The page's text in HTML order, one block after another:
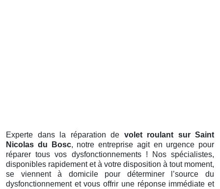
Experte dans la réparation de volet roulant sur Saint
Nicolas du Bosc, notre entreprise agit en urgence pour
réparer tous vos dysfonctionnements ! Nos spécialistes,
disponibles rapidement et à votre disposition à tout moment,
se viennent à domicile pour déterminer l’source du
dysfonctionnement et vous offrir une réponse immédiate et